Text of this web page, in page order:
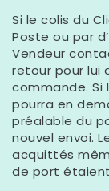
Si le colis du
Poste ou par
Vendeur
retour pour lui
commande. Si
pourra en
préalable du
nouvel envoi.
acquittés
de port